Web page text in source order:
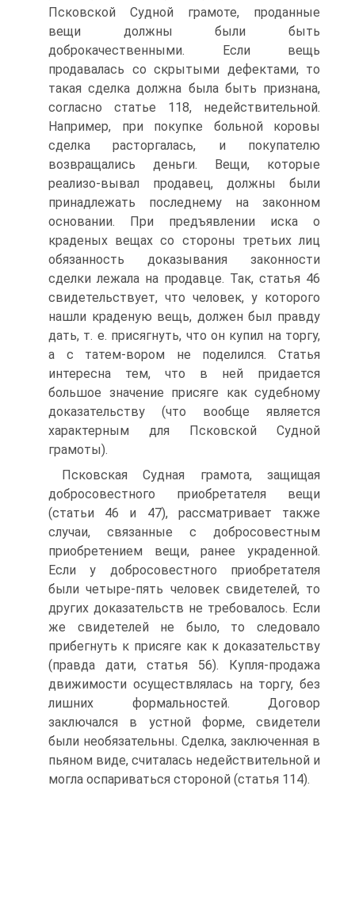
Псковской Судной грамоте, проданные
вещи должны были быть
доброкачественными. Если вещь
продавалась со скрытыми дефектами, то
такая сделка должна была быть признана,
согласно статье 118, недействительной.
Например, при покупке больной коровы
сделка расторгалась, и покупателю
возвращались деньги. Вещи, которые
реализо-вывал продавец, должны были
принадлежать последнему на законном
основании. При предъявлении иска о
краденых вещах со стороны третьих лиц
обязанность доказывания законности
сделки лежала на продавце. Так, статья 46
свидетельствует, что человек, у которого
нашли краденую вещь, должен был правду
дать, т. е. присягнуть, что он купил на торгу,
а с татем-вором не поделился. Статья
интересна тем, что в ней придается
большое значение присяге как судебному
доказательству (что вообще является
характерным для Псковской Судной
грамоты).
Псковская Судная грамота, защищая
добросовестного приобретателя вещи
(статьи 46 и 47), рассматривает также
случаи, связанные с добросовестным
приобретением вещи, ранее украденной.
Если у добросовестного приобретателя
были четыре-пять человек свидетелей, то
других доказательств не требовалось. Если
же свидетелей не было, то следовало
прибегнуть к присяге как к доказательству
(правда дати, статья 56). Купля-продажа
движимости осуществлялась на торгу, без
лишних формальностей. Договор
заключался в устной форме, свидетели
были необязательны. Сделка, заключенная в
пьяном виде, считалась недействительной и
могла оспариваться стороной (статья 114).